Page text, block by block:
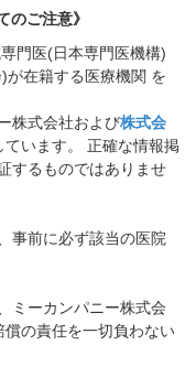
のご注意》
門医(日本専門医機構)
が在籍する医療機関 を
株式会社および株式会
います。 正確な情報掲
するものではありませ
事前に必ず該当の医院
ミーカンパニー株式会
償の責任を一切負わない